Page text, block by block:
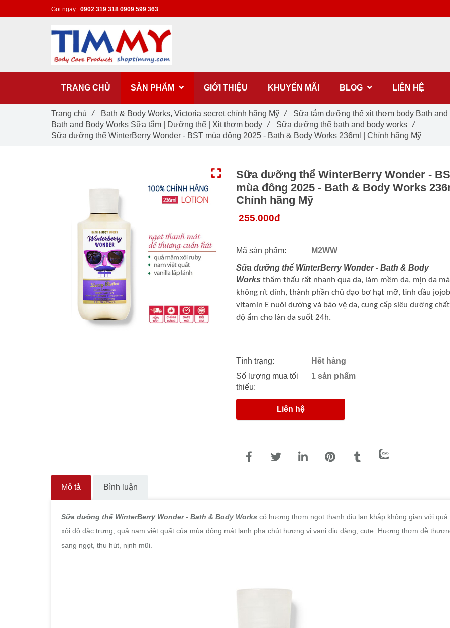
Sữa dưỡng thể WinterBerry Wonder -
mùa đông 2025 - Bath & Body Works
Chính hãng Mỹ
255.000đ
Mã sản phẩm:
M2WW
Sữa dưỡng thể WinterBerry Wonder - Bath & Body
Works thẩm thấu rất nhanh qua da, làm mềm da, mịn da mà
không rít dính, thành phần chủ đạo bơ hạt mỡ, tinh dầu
vitamin E nuôi dưỡng và bảo vệ da, cung cấp siêu dưỡng
độ ẩm cho làn da suốt 24h.
Tình trạng:
Hết hàng
Số lượng mua tối
thiếu:
1 sản phẩm
Liên hệ
Mô tả Bình luận
Sữa dưỡng thể WinterBerry Wonder- Bath & Body Works có hương thơm ngọt thanh dịu lan khắp không gian với quả
xôi đỏ đặc trưng, quả nam việt quất của mùa đông mát lạnh pha chút hương vị vani dịu dàng, cute. Hương thơm dễ
sang ngọt, thu hút, nịnh mũi.
Trang chủ / Bath & Body Works, Victoria secret chính hãng Mỹ / Sữa tắm dưỡng thể xịt thơm body Bath
Bath and Body Works Sữa tắm | Dưỡng thể | Xịt thơm body / Sữa dưỡng thể bath and body works /
Sữa dưỡng thể WinterBerry Wonder - BST mùa đông 2025 - Bath & Body Works 236ml | Chính hãng Mỹ
Gọi ngay : 0902 319 318 0909 599 363
TRANG CHỦ SẢN PHẨM GIỚI THIỆU KHUYẾN MÃI BLOG LIÊN HỆ